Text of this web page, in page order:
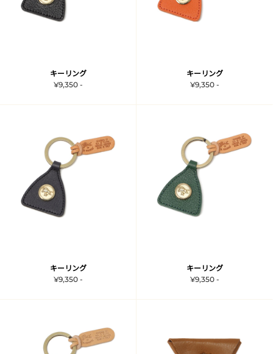
キーリング
¥9,350 -
キーリング
¥9,350 -
キーリング
¥9,350 -
キーリング
¥9,350 -